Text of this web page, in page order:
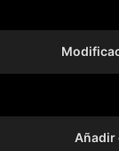
Añadir